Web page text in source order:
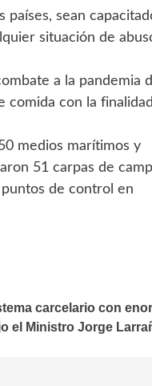
países, sean
situación de
a la pandemia
comida con la
medios marítimos y
51 carpas de
de control en
carcelario con
el Ministro Jorge